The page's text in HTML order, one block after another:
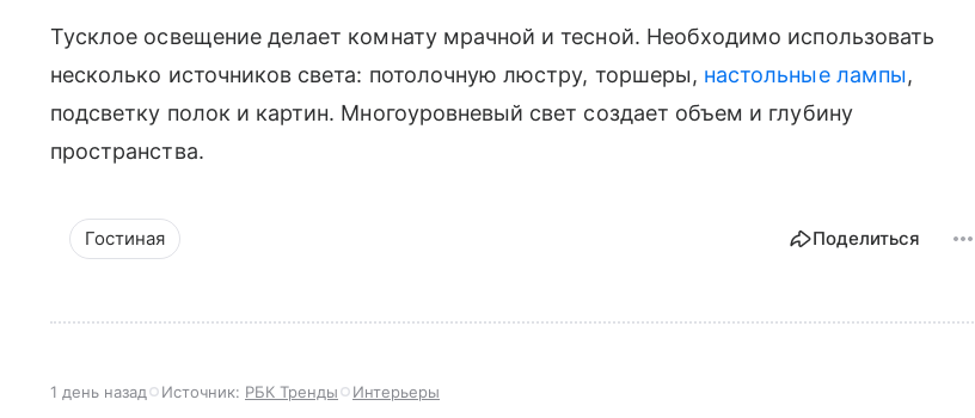
Тусклое освещение делает комнату мрачной и тесной. Необходимо использовать
несколько источников света: потолочную люстру, торшеры, настольные лампы,
подсветку полок и картин. Многоуровневый свет создает объем и глубину
пространства.
Гостиная Поделиться
1 день назад Источник: РБК Тренды Интерьеры